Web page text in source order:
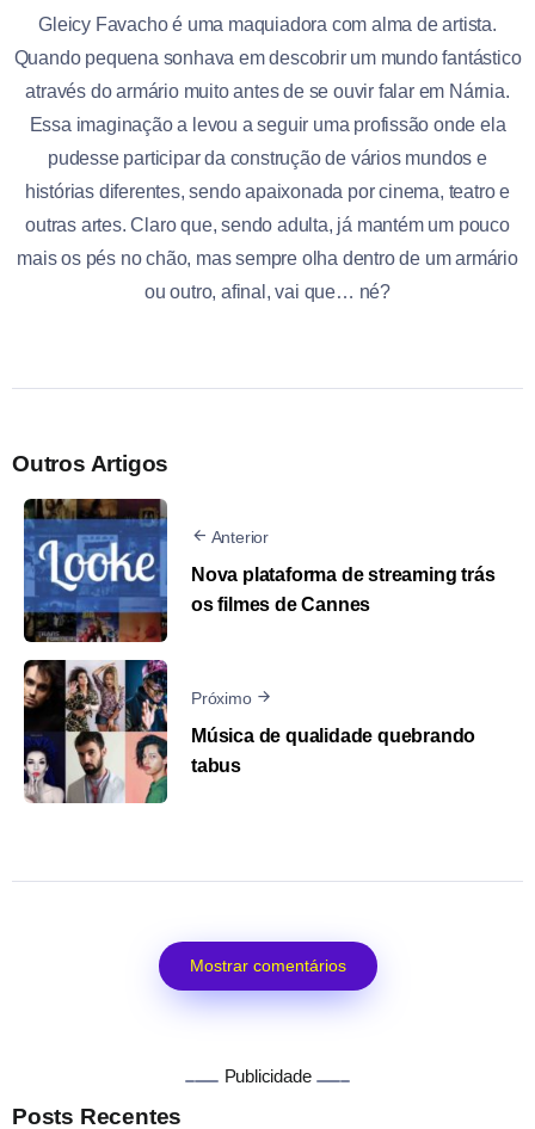
Gleicy Favacho é uma maquiadora com alma de artista.
Quando pequena sonhava em descobrir um mundo fantástico
através do armário muito antes de se ouvir falar em Nárnia.
Essa imaginação a levou a seguir uma profissão onde ela
pudesse participar da construção de vários mundos e
histórias diferentes, sendo apaixonada por cinema, teatro e
outras artes. Claro que, sendo adulta, já mantém um pouco
mais os pés no chão, mas sempre olha dentro de um armário
ou outro, afinal, vai que… né?
Outros Artigos
Anterior
Nova plataforma de streaming trás
os filmes de Cannes
Próximo
Música de qualidade quebrando
tabus
Mostrar comentários
Publicidade
Posts Recentes